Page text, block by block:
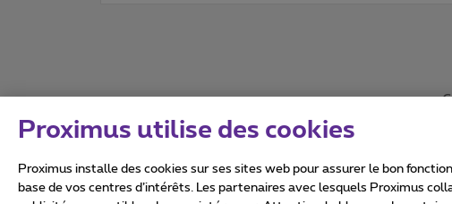
Proximus utilise des cookies
Proximus installe des cookies sur ses sites web pour assurer le bon
base de vos centres d’intérêts. Les partenaires avec lesquels Proximus